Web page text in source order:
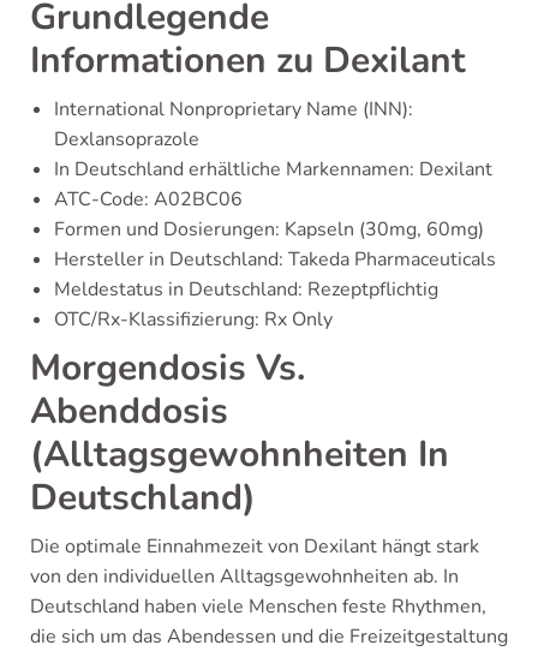
Grundlegende
Informationen zu Dexilant
International Nonproprietary Name (INN):
Dexlansoprazole
In Deutschland erhältliche Markennamen: Dexilant
ATC-Code: A02BC06
Formen und Dosierungen: Kapseln (30mg, 60mg)
Hersteller in Deutschland: Takeda Pharmaceuticals
Meldestatus in Deutschland: Rezeptpflichtig
OTC/Rx-Klassifizierung: Rx Only
Morgendosis Vs.
Abenddosis
(Alltagsgewohnheiten In
Deutschland)
Die optimale Einnahmezeit von Dexilant hängt stark
von den individuellen Alltagsgewohnheiten ab. In
Deutschland haben viele Menschen feste Rhythmen,
die sich um das Abendessen und die Freizeitgestaltung